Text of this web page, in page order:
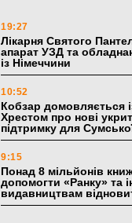
19:27
Лікарня Святого
апарат УЗД та
із Німеччини
10:52
Кобзар домовляється
Хрестом про нові
підтримку для
9:15
Понад 8 мільйонів
допомогти «Ранку» та
видавництвам